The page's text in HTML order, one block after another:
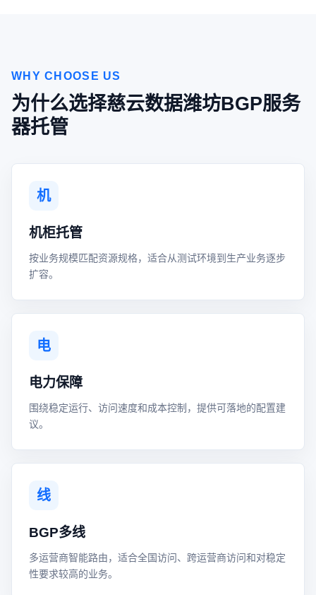
WHY CHOOSE US
为什么选择慈云数据潍坊BGP服务
器托管
机
机柜托管
按业务规模匹配资源规格，适合从测试环境到生产业务逐步
扩容。
电
电力保障
围绕稳定运行、访问速度和成本控制，提供可落地的配置建
议。
线
BGP多线
多运营商智能路由，适合全国访问、跨运营商访问和对稳定
性要求较高的业务。